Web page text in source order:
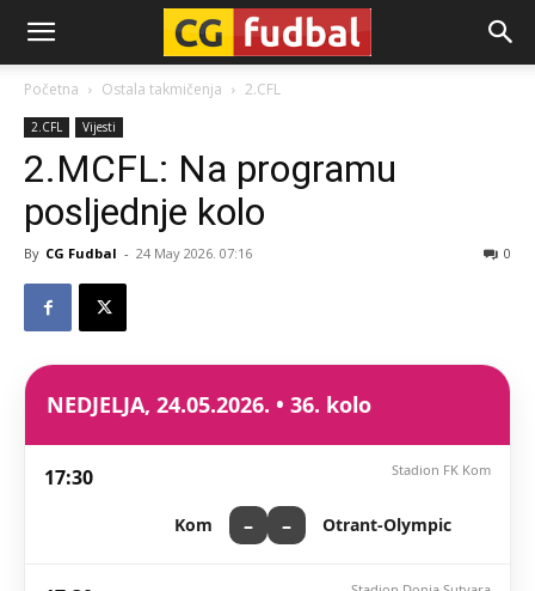
CG-
Fudbal
Početna Ostala takmičenja 2.CFL
2.CFL Vijesti
2.MCFL: Na programu
posljednje kolo
By CG Fudbal - 24 May 2026. 07:16 0
NEDJELJA, 24.05.2026. • 36. kolo
17:30 Stadion FK Kom
Kom – – Otrant-Olympic